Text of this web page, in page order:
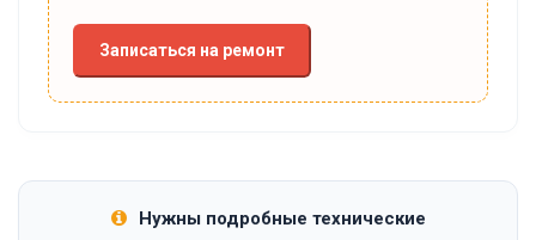
Записаться на ремонт
Нужны подробные технические